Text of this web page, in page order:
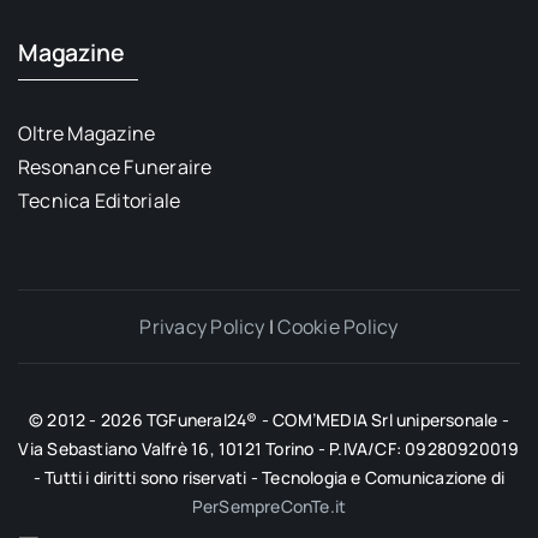
Magazine
Oltre Magazine
Resonance Funeraire
Tecnica Editoriale
Privacy Policy |Cookie Policy
© 2012 - 2026 TGFuneral24® - COM’MEDIA Srl unipersonale -
Via Sebastiano Valfrè 16, 10121 Torino - P.IVA/CF: 09280920019
- Tutti i diritti sono riservati - Tecnologia e Comunicazione di
PerSempreConTe.it